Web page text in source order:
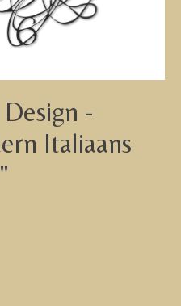
-
Italiaans